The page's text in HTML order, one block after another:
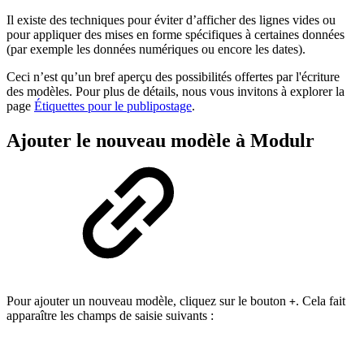
Il existe des techniques pour éviter d’afficher des lignes vides ou
pour appliquer des mises en forme spécifiques à certaines données
(par exemple les données numériques ou encore les dates).
Ceci n’est qu’un bref aperçu des possibilités offertes par l'écriture
des modèles. Pour plus de détails, nous vous invitons à explorer la
page Étiquettes pour le publipostage.
Ajouter le nouveau modèle à Modulr
Pour ajouter un nouveau modèle, cliquez sur le bouton +. Cela fait
apparaître les champs de saisie suivants :